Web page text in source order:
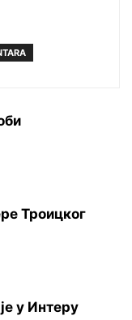
Троицког
у Интеру